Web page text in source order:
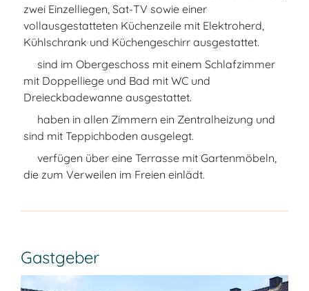
zwei Einzelliegen, Sat-TV sowie einer
vollausgestatteten Küchenzeile mit Elektroherd,
Kühlschrank und Küchengeschirr ausgestattet.
sind im Obergeschoss mit einem Schlafzimmer
mit Doppelliege und Bad mit WC und
Dreieckbadewanne ausgestattet.
haben in allen Zimmern ein Zentralheizung und
sind mit Teppichboden ausgelegt.
verfügen über eine Terrasse mit Gartenmöbeln,
die zum Verweilen im Freien einlädt.
Gastgeber